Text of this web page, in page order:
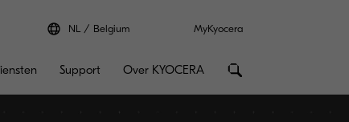
NL Belgium MyKyocera
Support Over KYOCERA